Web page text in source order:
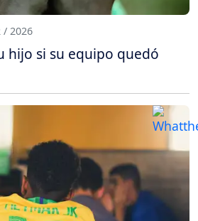
/ 2026
hijo si su equipo quedó